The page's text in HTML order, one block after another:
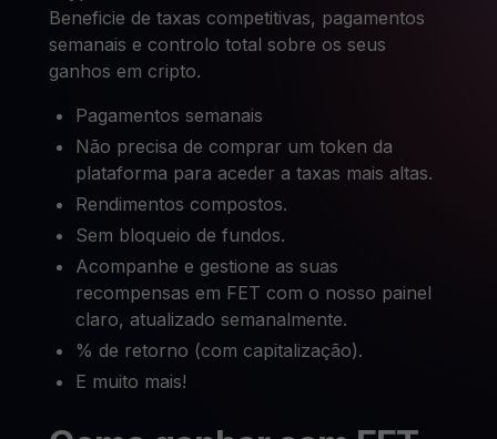
Beneficie de taxas competitivas, pagamentos
semanais e controlo total sobre os seus
ganhos em cripto.
Pagamentos semanais
Não precisa de comprar um token da
plataforma para aceder a taxas mais altas.
Rendimentos compostos.
Sem bloqueio de fundos.
Acompanhe e gestione as suas
recompensas em FET com o nosso painel
claro, atualizado semanalmente.
% de retorno (com capitalização).
E muito mais!